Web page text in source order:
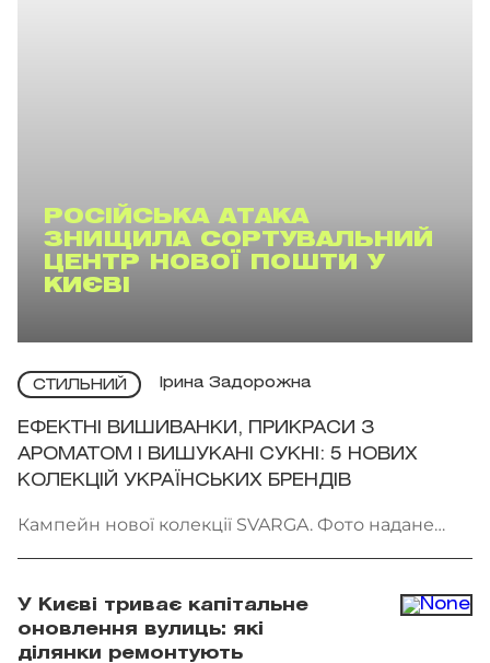
РОСІЙСЬКА АТАКА
ЗНИЩИЛА СОРТУВАЛЬНИЙ
ЦЕНТР НОВОЇ ПОШТИ У
КИЄВІ
СТИЛЬНИЙ Ірина Задорожна
ЕФЕКТНІ ВИШИВАНКИ, ПРИКРАСИ З
АРОМАТОМ І ВИШУКАНІ СУКНІ: 5 НОВИХ
КОЛЕКЦІЙ УКРАЇНСЬКИХ БРЕНДІВ
Кампейн нової колекції SVARGA. Фото надане
У Києві триває капітальне
оновлення вулиць: які
ділянки ремонтують